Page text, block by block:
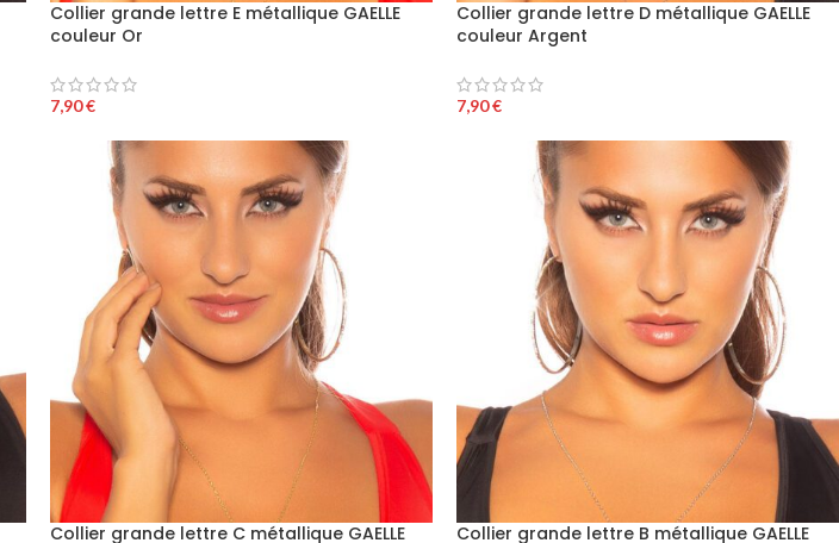
Collier grande lettre E métallique GAELLE
couleur Or
7,90€
Collier grande lettre D métallique GAELLE
couleur Argent
7,90€
Collier grande lettre C métallique GAELLE Collier grande lettre B métallique GAELLE